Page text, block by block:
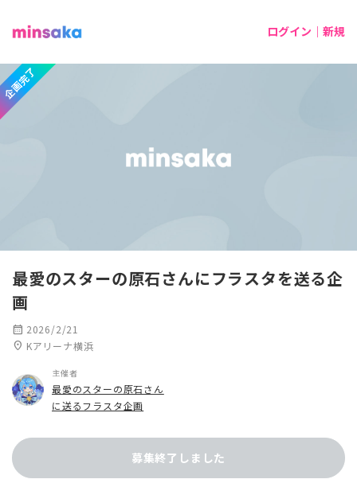
ログイン｜新規
企画完了
最愛のスターの原石さんにフラスタを送る企
画
calendar_month 2026/2/21
location_on Kアリーナ横浜
主催者
最愛のスターの原石さん
に送るフラスタ企画
募集終了しました